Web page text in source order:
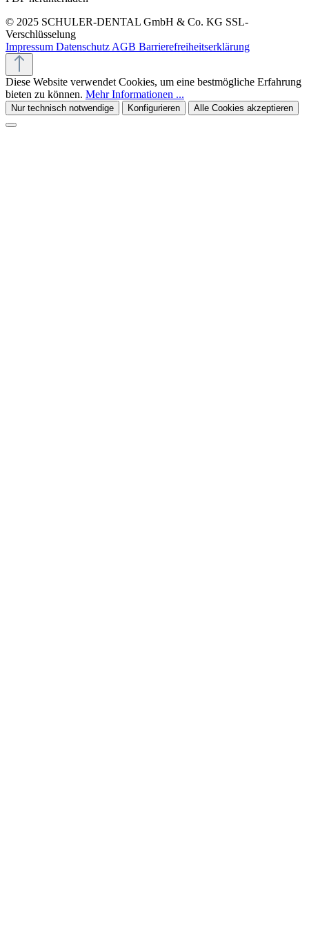
© 2025 SCHULER-DENTAL GmbH & Co. KG SSL-
Verschlüsselung
Impressum Datenschutz AGB Barrierefreiheitserklärung
Diese Website verwendet Cookies, um eine bestmögliche Erfahrung
bieten zu können. Mehr Informationen ...
Nur technisch notwendige Konfigurieren Alle Cookies akzeptieren